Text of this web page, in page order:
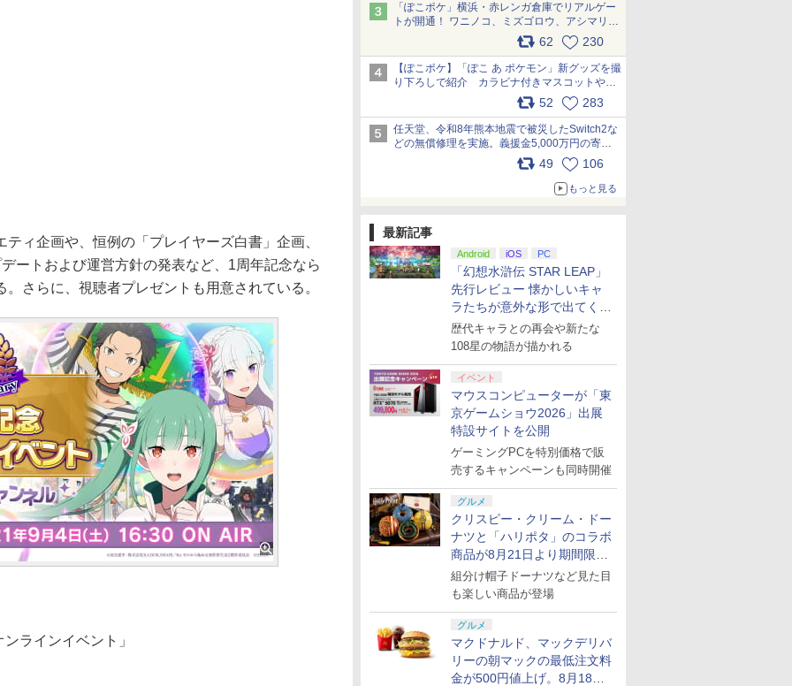
「ぽこポケ」横浜・赤レンガ倉庫でリアルゲー
トが開通！ ワニノコ、ミズゴロウ、アシマリ登
場シーンをレポート pic.x.com/LDgEByVl6D
62 230
【ぽこポケ】「ぽこ あ ポケモン」新グッズを撮
り下ろしで紹介 カラビナ付きマスコットやス
52 283
任天堂、令和8年熊本地震で被災したSwitch2な
どの無償修理を実施。義援金5,000万円の寄付
も発表 pic.x.com/BAYsMfUfUC
49 106
もっと見る
最新記事
Android iOS PC
「幻想水滸伝 STAR LEAP」
先行レビュー 懐かしいキャ
ラたちが意外な形で出てくる
シリーズ完全新作！
歴代キャラとの再会や新たな
108星の物語が描かれる
イベント
マウスコンピューターが「東
京ゲームショウ2026」出展
特設サイトを公開
ゲーミングPCを特別価格で販
売するキャンペーンも同時開催
グルメ
クリスピー・クリーム・ドー
ナツと「ハリポタ」のコラボ
商品が8月21日より期間限定
で発売
組分け帽子ドーナツなど見た目
も楽しい商品が登場
グルメ
マクドナルド、マックデリバ
リーの朝マックの最低注文料
金が500円値上げ。8月18日
ィ企画や、恒例の「プレイヤーズ白書」企画、
ートおよび運営方針の発表など、1周年記念なら
さらに、視聴者プレゼントも用意されている。
ラインイベント」